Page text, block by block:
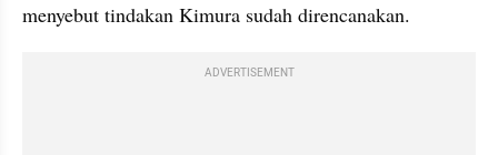
menyebut tindakan Kimura sudah direncanakan.
ADVERTISEMENT